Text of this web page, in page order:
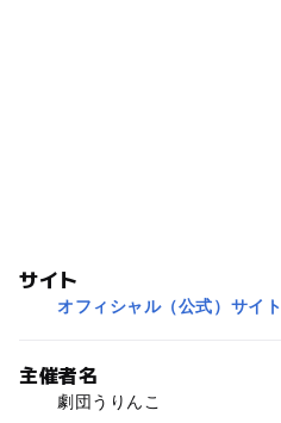
サイト
オフィシャル（公式）サイト
主催者名
劇団うりんこ